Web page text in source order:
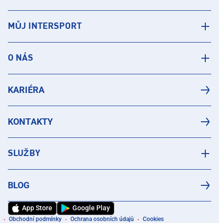
MŮJ INTERSPORT
O NÁS
KARIÉRA
KONTAKTY
SLUŽBY
BLOG
App Store Google Play
Obchodní podmínky Ochrana osobních údajů Cookies